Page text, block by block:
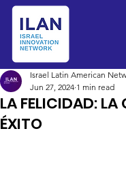
LA FELICIDAD: LA
ÉXITO
Israel Latin American
Jun 27, 2024 1 min read